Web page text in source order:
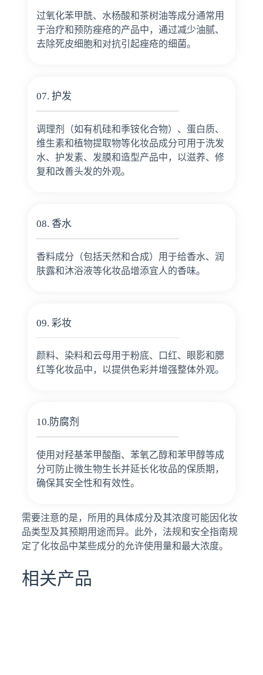
过氧化苯甲酰、水杨酸和茶树油等成分通常用
于治疗和预防痤疮的产品中，通过减少油腻、
去除死皮细胞和对抗引起痤疮的细菌。
07. 护发
调理剂（如有机硅和季铵化合物）、蛋白质、
维生素和植物提取物等化妆品成分可用于洗发
水、护发素、发膜和造型产品中，以滋养、修
复和改善头发的外观。
08. 香水
香料成分（包括天然和合成）用于给香水、润
肤露和沐浴液等化妆品增添宜人的香味。
09. 彩妆
颜料、染料和云母用于粉底、口红、眼影和腮
红等化妆品中，以提供色彩并增强整体外观。
10.防腐剂
使用对羟基苯甲酸酯、苯氧乙醇和苯甲醇等成
分可防止微生物生长并延长化妆品的保质期，
确保其安全性和有效性。
需要注意的是，所用的具体成分及其浓度可能因化妆
品类型及其预期用途而异。此外，法规和安全指南规
定了化妆品中某些成分的允许使用量和最大浓度。
相关产品